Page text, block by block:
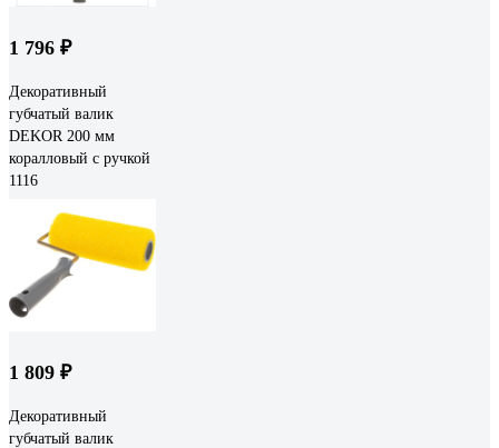
1 796 ₽
Декоративный
губчатый валик
DEKOR 200 мм
коралловый с ручкой
1116
1 809 ₽
Декоративный
губчатый валик